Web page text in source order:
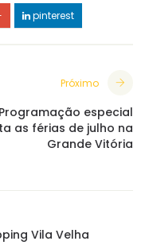
pinterest
Próximo
Programação especial
as férias de julho na
Grande Vitória
Vila Velha